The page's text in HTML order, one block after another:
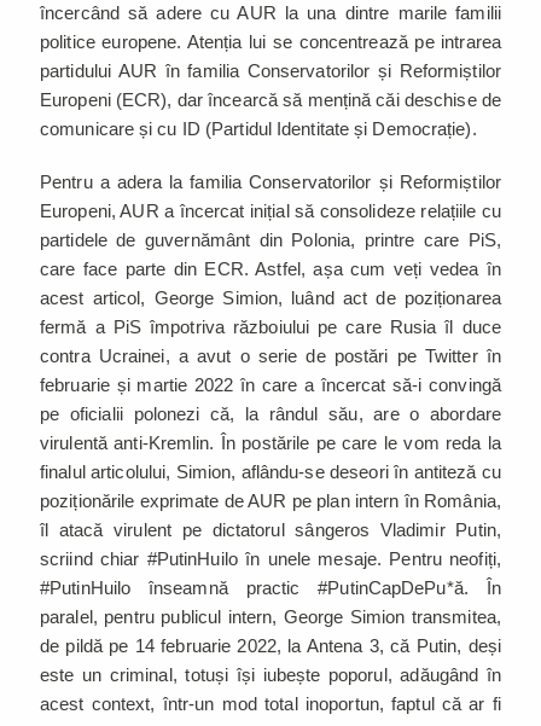
încercând să adere cu AUR la una dintre marile familii
politice europene. Atenția lui se concentrează pe intrarea
partidului AUR în familia Conservatorilor și Reformiștilor
Europeni (ECR), dar încearcă să mențină căi deschise de
comunicare și cu ID (Partidul Identitate și Democrație).
Pentru a adera la familia Conservatorilor și Reformiștilor
Europeni, AUR a încercat inițial să consolideze relațiile cu
partidele de guvernământ din Polonia, printre care PiS,
care face parte din ECR. Astfel, așa cum veți vedea în
acest articol, George Simion, luând act de poziționarea
fermă a PiS împotriva războiului pe care Rusia îl duce
contra Ucrainei, a avut o serie de postări pe Twitter în
februarie și martie 2022 în care a încercat să-i convingă
pe oficialii polonezi că, la rândul său, are o abordare
virulentă anti-Kremlin. În postările pe care le vom reda la
finalul articolului, Simion, aflându-se deseori în antiteză cu
poziționările exprimate de AUR pe plan intern în România,
îl atacă virulent pe dictatorul sângeros Vladimir Putin,
scriind chiar #PutinHuilo în unele mesaje. Pentru neofiți,
#PutinHuilo înseamnă practic #PutinCapDePu*ă. În
paralel, pentru publicul intern, George Simion transmitea,
de pildă pe 14 februarie 2022, la Antena 3, că Putin, deși
este un criminal, totuși își iubește poporul, adăugând în
acest context, într-un mod total inoportun, faptul că ar fi